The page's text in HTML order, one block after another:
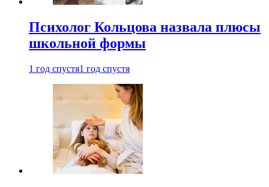
Психолог Кольцова назвала плюсы
школьной формы
1 год спустя1 год спустя